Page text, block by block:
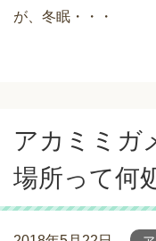
が、冬眠・・・
アカミミガ
場所って何